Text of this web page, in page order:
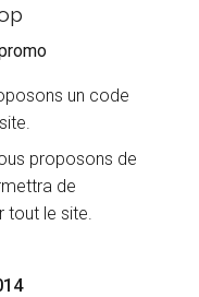
un code
proposons de
de
tout le site.